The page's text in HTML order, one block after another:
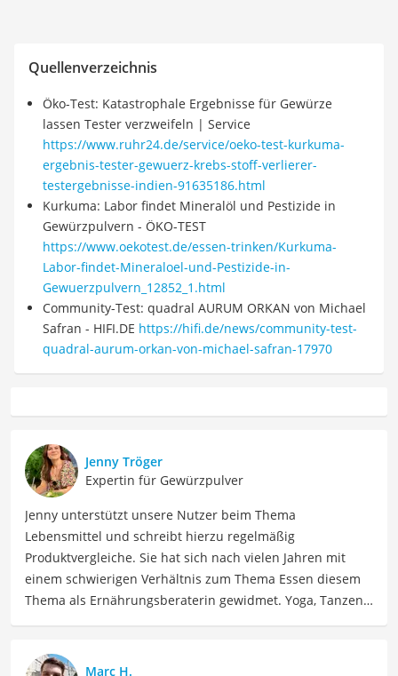
Quellenverzeichnis
Öko-Test: Katastrophale Ergebnisse für Gewürze
lassen Tester verzweifeln | Service
https://www.ruhr24.de/service/oeko-test-kurkuma-
ergebnis-tester-gewuerz-krebs-stoff-verlierer-
testergebnisse-indien-91635186.html
Kurkuma: Labor findet Mineralöl und Pestizide in
Gewürzpulvern - ÖKO-TEST
https://www.oekotest.de/essen-trinken/Kurkuma-
Labor-findet-Mineraloel-und-Pestizide-in-
Gewuerzpulvern_12852_1.html
Community-Test: quadral AURUM ORKAN von Michael
Safran - HIFI.DE https://hifi.de/news/community-test-
quadral-aurum-orkan-von-michael-safran-17970
Jenny Tröger
Expertin für Gewürzpulver
Jenny unterstützt unsere Nutzer beim Thema
Lebensmittel und schreibt hierzu regelmäßig
Produktvergleiche. Sie hat sich nach vielen Jahren mit
einem schwierigen Verhältnis zum Thema Essen diesem
Thema als Ernährungsberaterin gewidmet. Yoga, Tanzen,
genießt. Jenny ist schon allein um die Welt gereist. Heute
Marc H.